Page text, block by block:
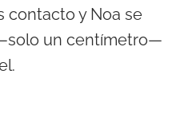
contacto y Noa se
un centímetro—